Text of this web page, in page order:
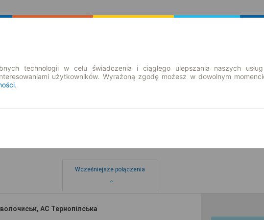
Wcześniejsze połączenia
АС Тернопілська
technologii w celu świadczenia i ciągłego ulepszania naszych
użytkowników. Wyrażoną zgodę możesz w dowolnym
.